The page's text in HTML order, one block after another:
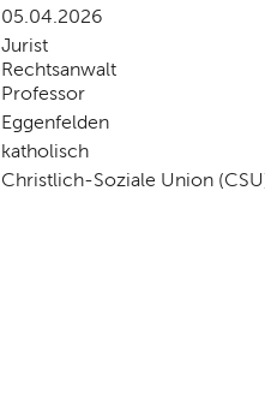
05.04.2026
Jurist
Rechtsanwalt
Professor
Eggenfelden
katholisch
Christlich-Soziale Union